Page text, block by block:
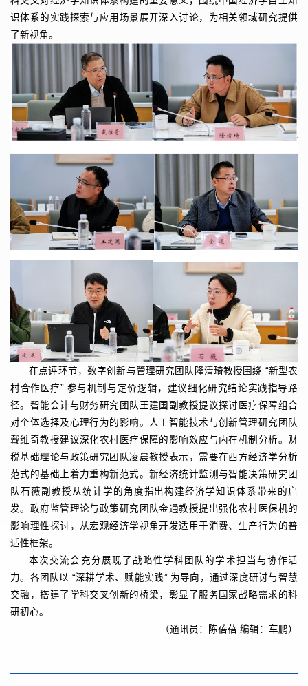
识体系的实践探索与应用场景展开深入讨论，为相关领域研究提供
了新视角。
在点评环节，数字创新与管理研究团队隆清琦教授围绕 “新型农
村合作医疗” 参与机制与定价逻辑，建议细化研究结论实践指导路
径。智能会计与财务研究团队王建国副教授提议探讨医疗保障组合
对个体选择及心理行为的影响。人工智能技术与创新管理研究团队
戴维奇教授建议深化农村医疗保障的影响效应与内在机制分析。财
税基础理论与政策研究团队凌晨教授表示，需要在西方经济学分析
范式的基础上着力重构新范式。新经济统计监测与智能决策研究团
队石薇副教授从统计学的角度指出构建经济学知识体系带来的启
发。政府监管理论与政策研究团队金通教授提出强化农村医保机的
影响理性探讨，从宏观经济学视角开发适用于消费、生产行为的普
适性框架。
本次交流会充分展现了战略性学科团队的学术担当与协作活
力。各团队以 “深耕学术、赋能实践” 为导向，通过深度研讨与智慧
交融，搭建了学科交叉创新的桥梁，彰显了服务国家战略需求的科
研初心。
（通讯员：陈蓓蓓 编辑：车鹏）